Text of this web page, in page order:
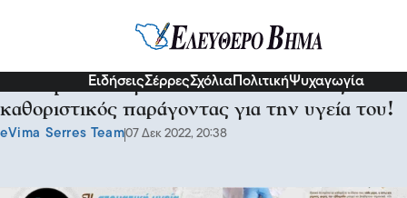
ΕιδήσειςΣέρρεςΣχόλια ΠολιτικήΨυχαγωγία
Η στοματική υγεία του κατοικίδιου σας είναι
καθοριστικός παράγοντας για την υγεία του!
eVima Serres Team07 Δεκ 2022, 20:38